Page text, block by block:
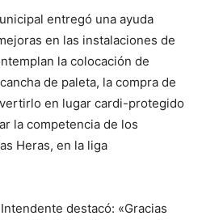
entregó una ayuda
en las instalaciones de
la colocación de
de paleta, la compra de
en lugar cardi-protegido
la competencia de los
Heras, en la liga
destacó: «Gracias